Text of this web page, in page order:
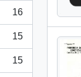
16
15
15